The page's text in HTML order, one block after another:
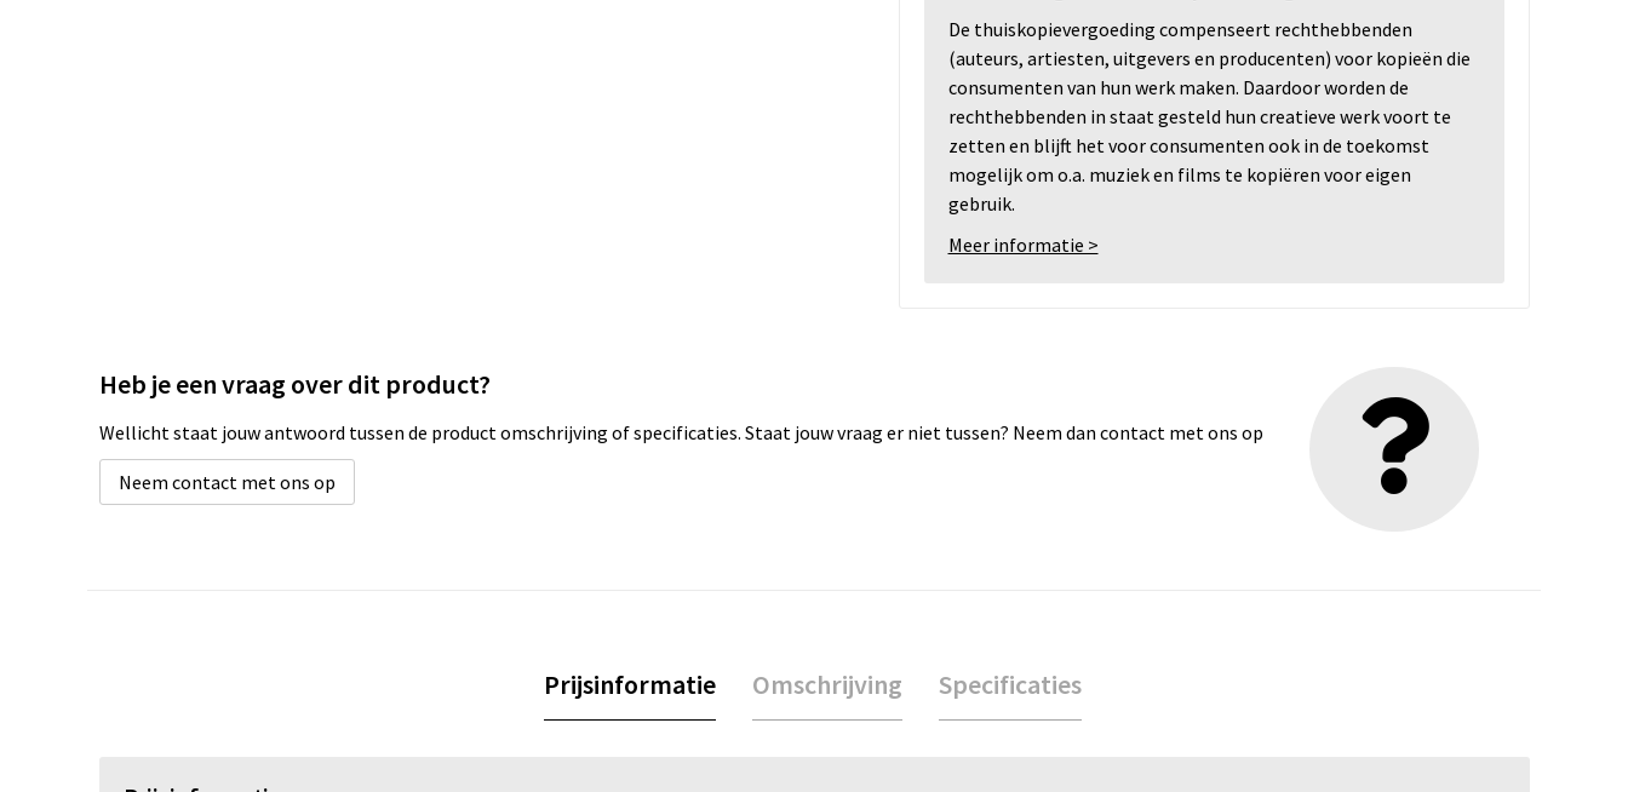
De thuiskopievergoeding compenseert rechthebbenden
(auteurs, artiesten, uitgevers en producenten) voor kopieën die
consumenten van hun werk maken. Daardoor worden de
rechthebbenden in staat gesteld hun creatieve werk voort te
zetten en blijft het voor consumenten ook in de toekomst
mogelijk om o.a. muziek en films te kopiëren voor eigen
gebruik.
Meer informatie >
Heb je een vraag over dit product?
Wellicht staat jouw antwoord tussen de product omschrijving of specificaties. Staat jouw vraag er niet tussen? Neem dan contact met ons op
Neem contact met ons op
Prijsinformatie Omschrijving Specificaties